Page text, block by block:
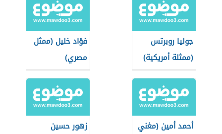
جوليا روبرتس
(ممثلة أمريكية)
فؤاد خليل (ممثل
مصري)
أحمد أمين (مغني
زهور حسين